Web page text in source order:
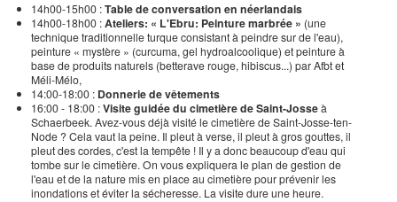
14h00-15h00 :Table de conversation en néerlandais
14h00-18h00 :Ateliers: « L'Ebru: Peinture marbrée » (une
technique traditionnelle turque consistant à peindre sur de l'eau),
peinture « mystère » (curcuma, gel hydroalcoolique) et peinture à
base de produits naturels (betterave rouge, hibiscus...) par Afbt et
Méli-Mélo,
14:00-18:00 : Donnerie de vêtements
16:00 - 18:00 :Visite guidée du cimetière de Saint-Josseà
Schaerbeek. Avez-vous déjà visité le cimetière de Saint-Josse-ten-
Node ? Cela vaut la peine. Il pleut à verse, il pleut à gros gouttes, il
pleut des cordes, c'est la tempête ! Il y a donc beaucoup d'eau qui
tombe sur le cimetière. On vous expliquera le plan de gestion de
l'eau et de la nature mis en place au cimetière pour prévenir les
inondations et éviter la sécheresse. La visite dure une heure.